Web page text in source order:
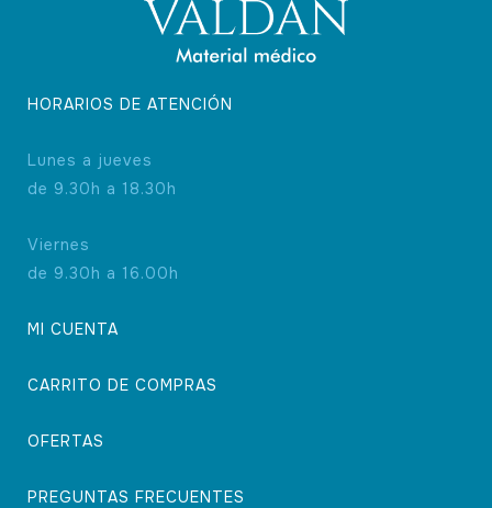
HORARIOS DE ATENCIÓN
Lunes a jueves
de 9.30h a 18.30h
Viernes
de 9.30h a 16.00h
MI CUENTA
CARRITO DE COMPRAS
OFERTAS
PREGUNTAS FRECUENTES